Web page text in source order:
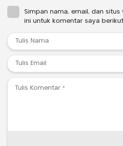
Simpan nama, email, dan
ini untuk komentar saya